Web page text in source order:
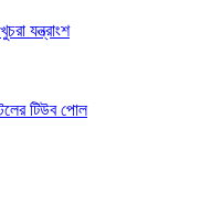
যন্ত্রাংশ
টিউব পোল